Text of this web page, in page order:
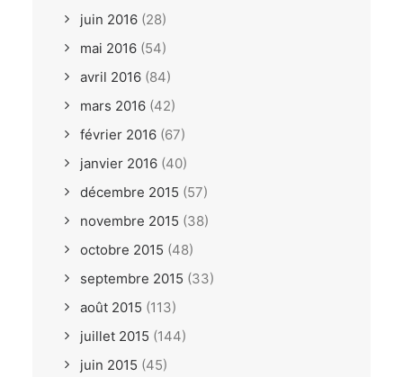
juin 2016 (28)
mai 2016 (54)
avril 2016 (84)
mars 2016 (42)
février 2016 (67)
janvier 2016 (40)
décembre 2015 (57)
novembre 2015 (38)
octobre 2015 (48)
septembre 2015 (33)
août 2015 (113)
juillet 2015 (144)
juin 2015 (45)